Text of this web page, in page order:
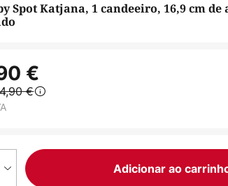
Spot Katjana, 1 candeeiro, 16,9 cm
€
€
Adicionar ao